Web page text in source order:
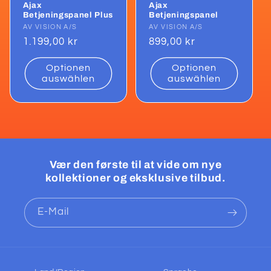
Ajax
Betjeningspanel Plus
Anbieter:
AV VISION A/S
Normaler
Preis
1.199,00 kr
Optionen
auswählen
Ajax
Betjeningspanel
Anbieter:
AV VISION A/S
Normaler
Preis
899,00 kr
Optionen
auswählen
Vær den første til at vide om nye
kollektioner og eksklusive tilbud.
E-Mail